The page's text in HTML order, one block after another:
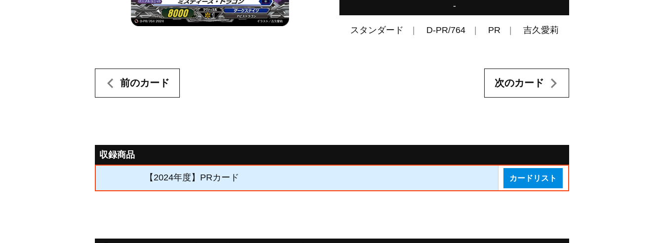
-
スタンダード D-PR/764 PR 吉久愛莉
前のカード 次のカード
収録商品
【2024年度】PRカード カードリスト